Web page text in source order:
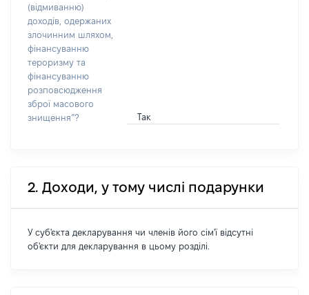
(відмиванню)
доходів, одержаних
злочинним шляхом,
фінансуванню
тероризму та
фінансуванню
розповсюдження
зброї масового
знищення”?
Так
2. Доходи, у тому числі подарунки
У суб'єкта декларування чи членів його сім'ї відсутні
об'єкти для декларування в цьому розділі.